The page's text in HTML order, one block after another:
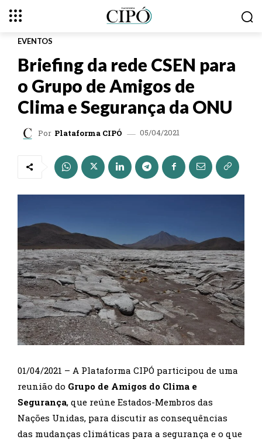
EVENTOS
Briefing da rede CSEN para
o Grupo de Amigos de
Clima e Segurança da ONU
Por Plataforma CIPÓ 05/04/2021
01/04/2021 – A Plataforma CIPÓ participou de uma
reunião do Grupo de Amigos do Clima e
Segurança, que reúne Estados-Membros das
Nações Unidas, para discutir as consequências
das mudanças climáticas para a segurança e o que